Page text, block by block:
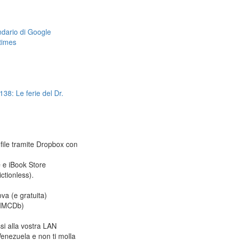
di Google
Le ferie del Dr.
tramite Dropbox con
e iBook Store
(e gratuita)
alla vostra LAN
e non ti molla